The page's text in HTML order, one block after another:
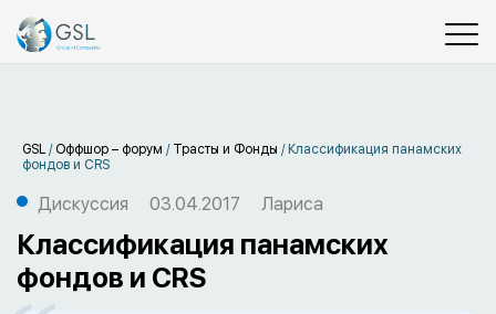
GSL / Оффшор – форум / Трасты и Фонды / Классификация панамских
фондов и CRS
Дискуссия 03.04.2017 Лариса
Классификация панамских
фондов и CRS